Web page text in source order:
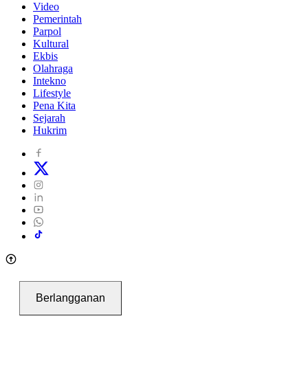
Video
Pemerintah
Parpol
Kultural
Ekbis
Olahraga
Intekno
Lifestyle
Pena Kita
Sejarah
Hukrim
Berlangganan